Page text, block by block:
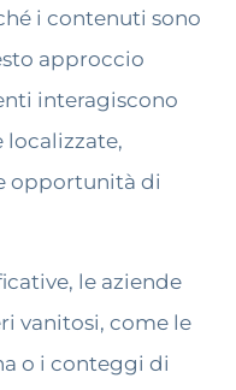
i contenuti sono
approccio
interagiscono
opportunità di
le aziende
vanitosi, come le
o i conteggi di